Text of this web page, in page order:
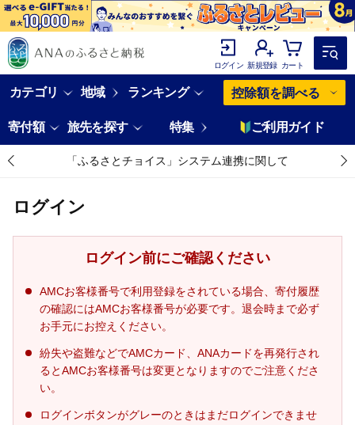
ログイン 新規登録 カート
カテゴリ 地域 ランキング 控除額を調べる
寄付額 旅先を探す 特集 ご利用ガイド
「ふるさとチョイス」システム連携に関して
ログイン
ログイン前にご確認ください
AMCお客様番号で利用登録をされている場合、寄付履歴
の確認にはAMCお客様番号が必要です。退会時まで必ず
お手元にお控えください。
紛失や盗難などでAMCカード、ANAカードを再発行され
るとAMCお客様番号は変更となりますのでご注意くださ
い。
ログインボタンがグレーのときはまだログインできませ